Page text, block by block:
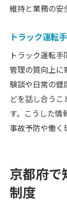
維持と業務の安
トラック運転
トラック運転
管理の質向上に
験談や日常の健
どを話し合う
す。こうした情
事故予防や働く
京都府で
制度